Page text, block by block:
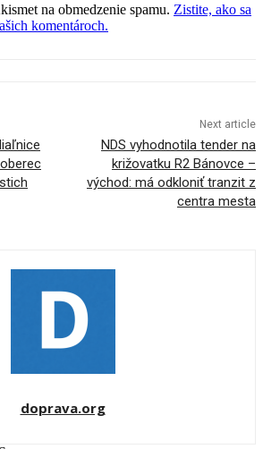
na obmedzenie spamu. Zistite, ako sa
komentároch.
Next article
NDS vyhodnotila tender na
križovatku R2 Bánovce –
východ: má odkloniť tranzit z
centra mesta
doprava.org